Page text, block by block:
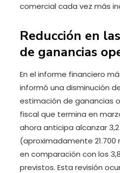
comercial cada vez más
Reducción en
de ganancias
En el informe financiero
informó una disminución
estimación de ganancias
fiscal que termina en
ahora anticipa alcanzar
(aproximadamente 21.700
en comparación con los
previstos. Esta revisión